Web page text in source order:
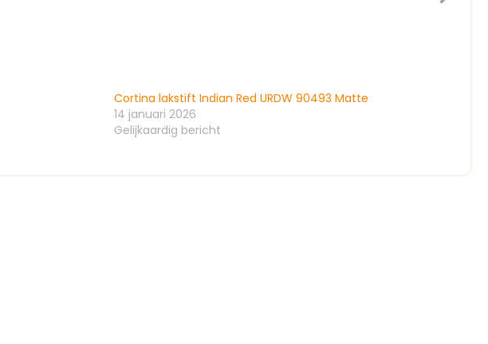
Cortina lakstift Indian Red URDW 90493 Matte
14 januari 2026
Gelijkaardig bericht